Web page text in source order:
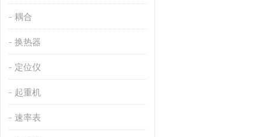
耦合
换热器
定位仪
起重机
速率表